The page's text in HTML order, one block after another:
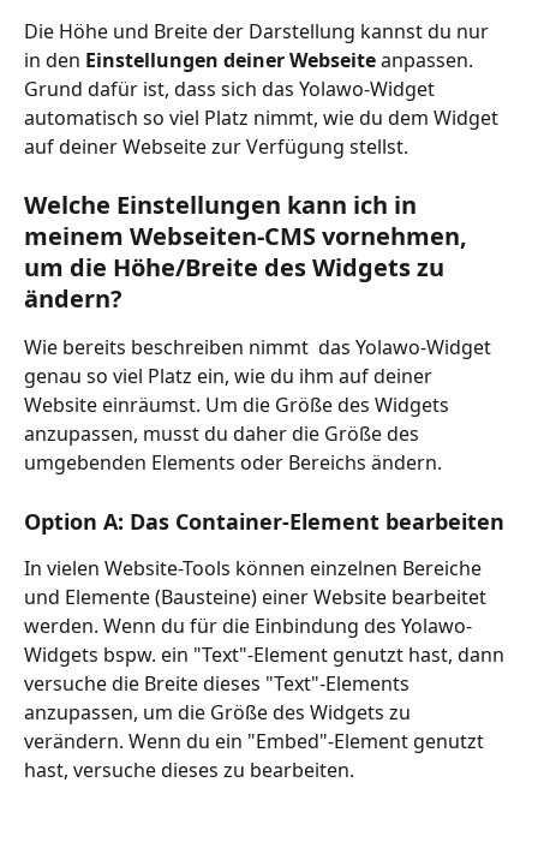
Die Höhe und Breite der Darstellung kannst du nur
in den Einstellungen deiner Webseite anpassen.
Grund dafür ist, dass sich das Yolawo-Widget
automatisch so viel Platz nimmt, wie du dem Widget
auf deiner Webseite zur Verfügung stellst.
Welche Einstellungen kann ich in
meinem Webseiten-CMS vornehmen,
um die Höhe/Breite des Widgets zu
ändern?
Wie bereits beschreiben nimmt  das Yolawo-Widget
genau so viel Platz ein, wie du ihm auf deiner
Website einräumst. Um die Größe des Widgets
anzupassen, musst du daher die Größe des
umgebenden Elements oder Bereichs ändern.
Option A: Das Container-Element bearbeiten
In vielen Website-Tools können einzelnen Bereiche
und Elemente (Bausteine) einer Website bearbeitet
werden. Wenn du für die Einbindung des Yolawo-
Widgets bspw. ein "Text"-Element genutzt hast, dann
versuche die Breite dieses "Text"-Elements
anzupassen, um die Größe des Widgets zu
verändern. Wenn du ein "Embed"-Element genutzt
hast, versuche dieses zu bearbeiten.